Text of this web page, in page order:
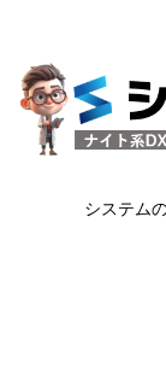
システム